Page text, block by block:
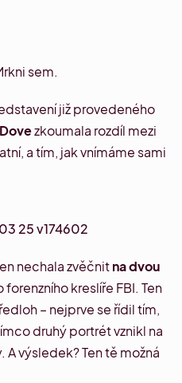
sem.
již provedeného
zkoumala rozdíl mezi
a tím, jak vnímáme sami
nechala zvěčnitna dvou
kreslíře FBI. Ten
– nejprve se řídil tím,
druhý portrét vznikl na
Avýsledek? Ten tě možná